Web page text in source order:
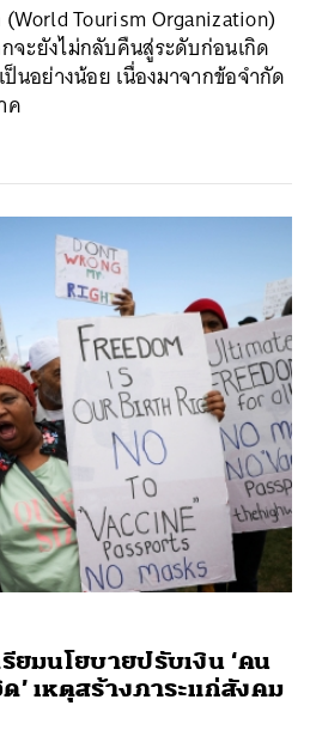
Tourism Organization)
จะยังไม่กลับคืนสู่ระดับก่อนเกิด
นอย่างน้อย เนื่องมาจากข้อจำกัด
ค
ยมนโยบายปรับเงิน ‘คน
’ เหตุสร้างภาระแก่สังคม